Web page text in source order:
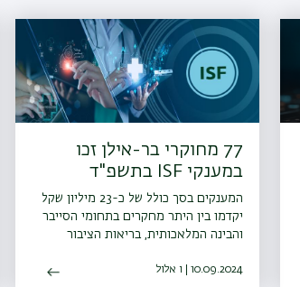
77 מחוקרי בר-אילן זכו
במענקי ISF בתשפ"ד
המענקים בסך כולל של כ-23 מיליון שקל
יקדמו בין היתר מחקרים בתחומי הסייבר
והבינה המלאכותית, בריאות הציבור
הסביבה
10.09.2024 | ו אלול